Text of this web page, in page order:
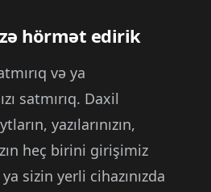
hörmət edirik
və ya
satmırıq. Daxil
yazılarınızın,
heç birini girişimiz
sizin yerli cihazınızda